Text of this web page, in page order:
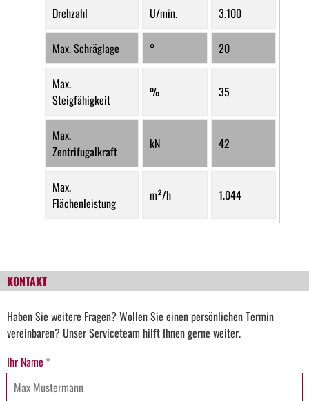
Drehzahl U/min. 3.100
Max. Schräglage ° 20
Max.
Steigfähigkeit
% 35
Max.
Zentrifugalkraft
kN 42
Max.
Flächenleistung
m²/h 1.044
KONTAKT
Haben Sie weitere Fragen? Wollen Sie einen persönlichen Termin
vereinbaren? Unser Serviceteam hilft Ihnen gerne weiter.
Ihr Name *